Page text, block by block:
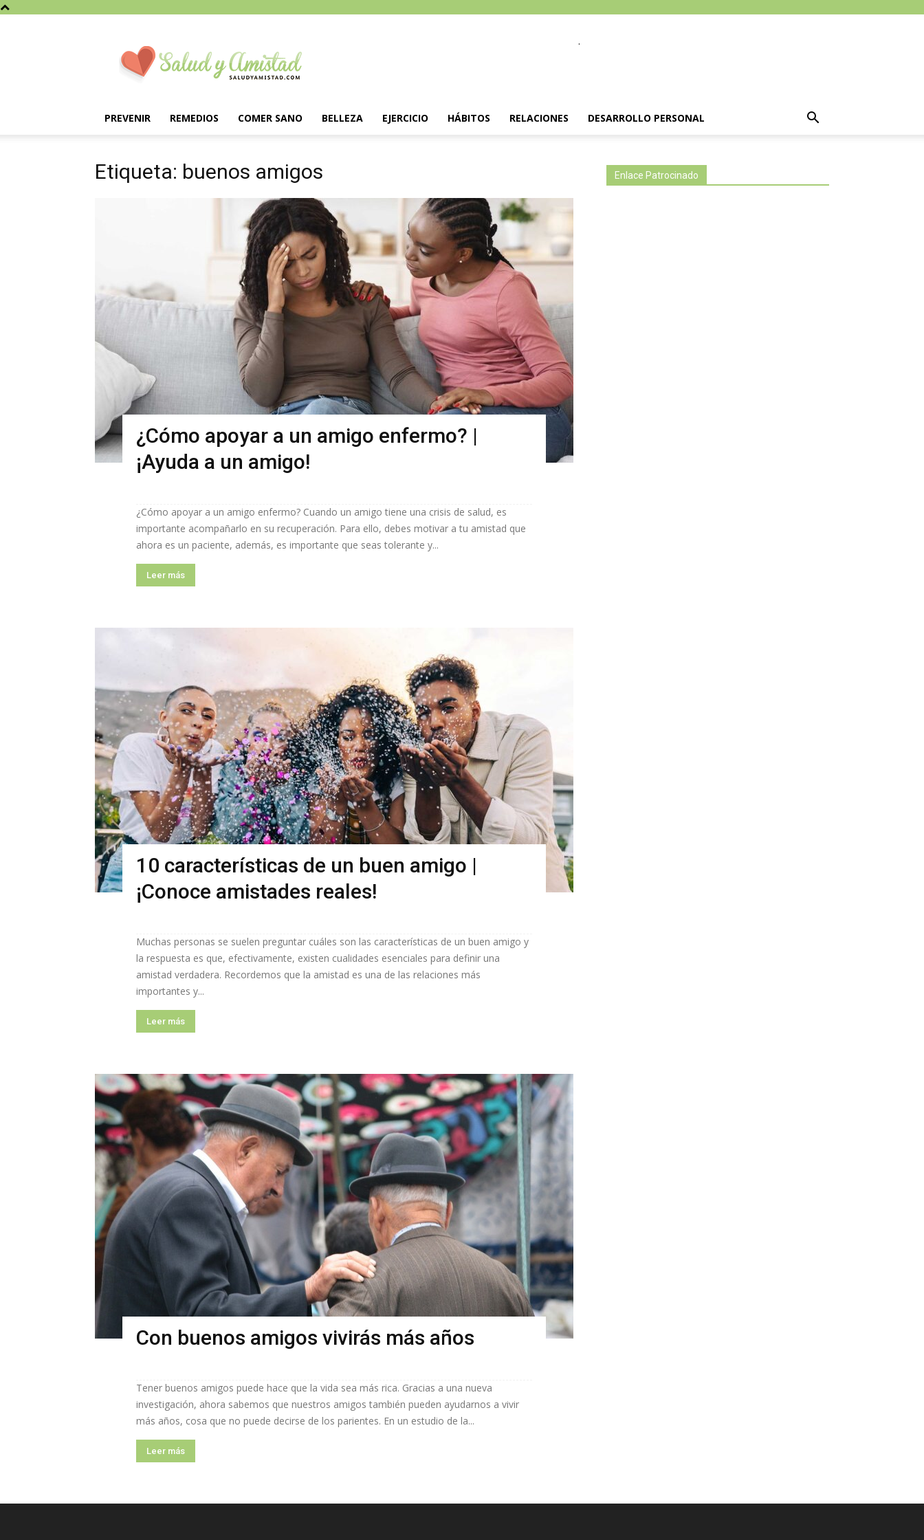
.
PREVENIR REMEDIOS COMER SANO BELLEZA EJERCICIO HÁBITOS RELACIONES DESARROLLO PERSONAL
Etiqueta: buenos amigos
¿Cómo apoyar a un amigo enfermo? |
¡Ayuda a un amigo!
¿Cómo apoyar a un amigo enfermo? Cuando un amigo tiene una crisis de salud, es
importante acompañarlo en su recuperación. Para ello, debes motivar a tu amistad que
ahora es un paciente, además, es importante que seas tolerante y...
Leer más
10 características de un buen amigo |
¡Conoce amistades reales!
Muchas personas se suelen preguntar cuáles son las características de un buen amigo y
la respuesta es que, efectivamente, existen cualidades esenciales para definir una
amistad verdadera. Recordemos que la amistad es una de las relaciones más
importantes y...
Leer más
Con buenos amigos vivirás más años
Tener buenos amigos puede hace que la vida sea más rica. Gracias a una nueva
investigación, ahora sabemos que nuestros amigos también pueden ayudarnos a vivir
más años, cosa que no puede decirse de los parientes. En un estudio de la...
Leer más
Enlace Patrocinado